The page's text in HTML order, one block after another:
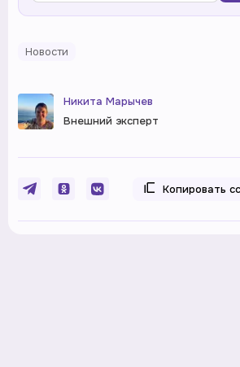
Новости
Никита Марычев
Внешний эксперт
Копировать